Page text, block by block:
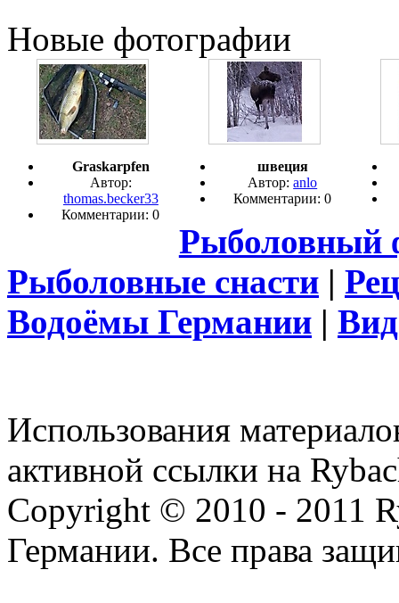
Новые фотографии
Graskarpfen
Автор:
thomas.becker33
Комментарии: 0
швеция
Автор:anlo
Комментарии: 0
Рыболовный
Рыболовные снасти |
Водоёмы Германии |
Использования
активной ссылки на
Copyright © 2010 - 2011
Германии. Все права